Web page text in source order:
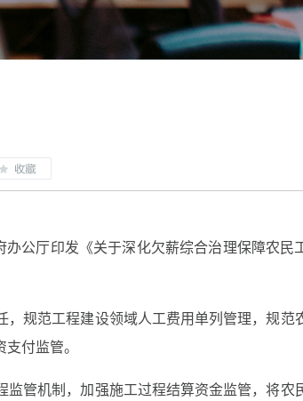
公厅印发《关于深化欠薪综合治理保障农民
规范工程建设领域人工费用单列管理，规范
付监管。
管机制，加强施工过程结算资金监管，将农